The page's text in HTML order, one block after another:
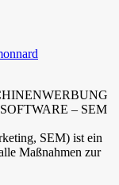
– SEM
SEM) ist ein
Maßnahmen zur